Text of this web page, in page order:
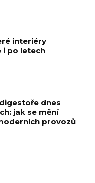
interiéry
i po letech
dnes
jak se mění
provozů